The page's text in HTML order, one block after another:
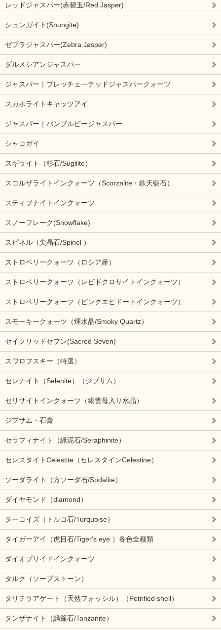
レッドジャスパー(赤碧玉/Red Jasper)
シュンガイト(Shungite)
ゼブラジャスパー(Zebra Jasper)
ダルメシアンジャスパー
ジャスパー｜ブレッチェ―テッドジャスパークォーツ
スカポライトキャッツアイ
ジャスパー｜バンブルビージャスパー
シャコガイ
スギライト（杉石/Sugilite）
スコルザライトインクォーツ（Scorzalite・鉄天藍石）
スティブナイトインクォーツ
スノーフレーク(Snowflake)
スピネル（尖晶石/Spinel ）
ストロベリークォーツ（ロシア産）
ストロベリークォーツ（レピドクロサイトインクォーツ）
ストロベリークォーツ（ピンクエピドートインクォーツ）
スモーキークォーツ（煙水晶/Smoky Quartz）
セイクリッドセブン(Sacred Seven)
スワロフスキー（特選）
セレナイト（Selenite）（ジプサム）
セリサイトインクォーツ（絹雲母入り水晶）
ジプサム・石膏
セラフィナイト（緑泥石/Seraphinite）
セレスタイトCelestite（セレスタインCelestine）
ソーダライト（方ソーダ石/Sodalite）
ダイヤモンド（diamond）
ターコイズ（トルコ石/Turquoise）
タイガーアイ（虎目石/Tiger's eye ）各色全種類
ダイオプサイドインクォーツ
タルク（ソープストーン）
タリテラアゲート（天然フォッシル）（Petrified shell）
タンザナイト（黝簾石/Tanzanite）